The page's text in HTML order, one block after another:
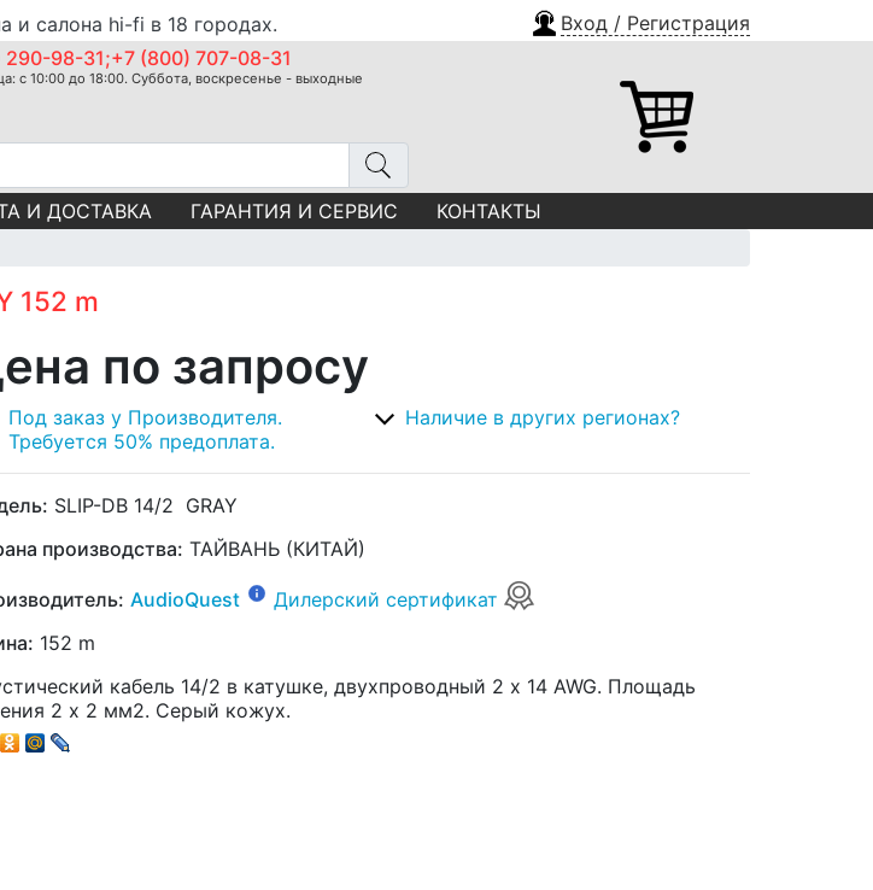
и салона hi-fi в 18 городах. Вход / Регистрация
290-98-31;+7 (800) 707-08-31
с 10:00 до 18:00. Суббота, воскресенье - выходные
И ДОСТАВКА ГАРАНТИЯ И СЕРВИС КОНТАКТЫ
152 m
по запросу
Под заказ у Производителя.
Требуется 50% предоплата.
Наличие в других регионах?
SLIP-DB 14/2 GRAY
производства: ТАЙВАНЬ (КИТАЙ)
AudioQuest
Дилерский сертификат
152 m
кабель 14/2 в катушке, двухпроводный 2 х 14 AWG. Площадь
2 х 2 мм2. Серый кожух.